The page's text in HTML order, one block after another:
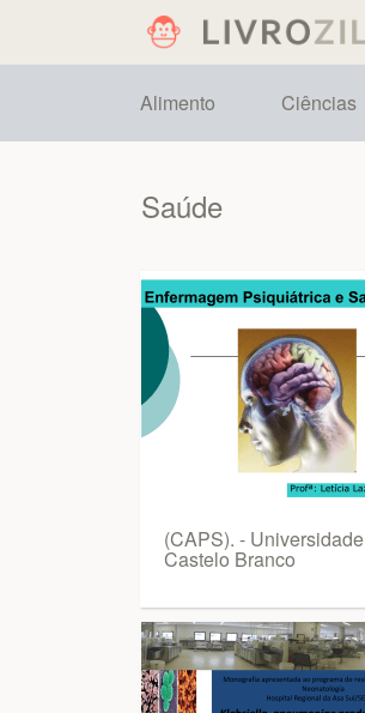
Alimento Ciências
Saúde
(CAPS). - Universidade
Castelo Branco